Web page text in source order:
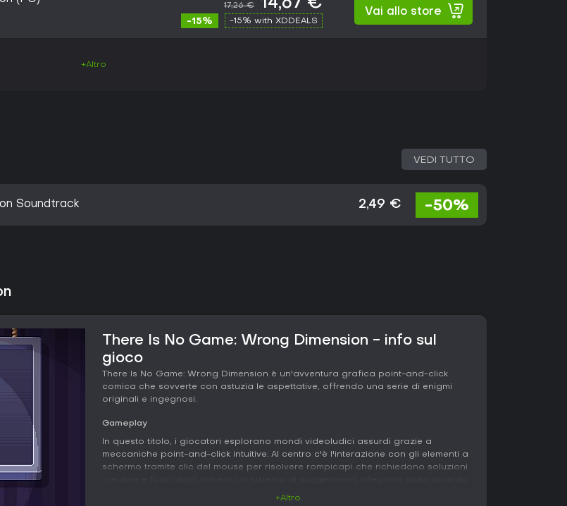
17,26 €
-15% -15% with XDDEALS
Vai allo store
+Altro
VEDI TUTTO
Soundtrack 2,49 € -50%
There Is No Game: Wrong Dimension - info sul
gioco
There Is No Game: Wrong Dimension è un'avventura grafica point-and-click
comica che sovverte con astuzia le aspettative, offrendo una serie di enigmi
originali e ingegnosi.
Gameplay
In questo titolo, i giocatori esplorano mondi videoludici assurdi grazie a
meccaniche point-and-click intuitive. Al centro c'è l'interazione con gli elementi a
schermo tramite clic del mouse per risolvere rompicapi che richiedono soluzioni
+Altro